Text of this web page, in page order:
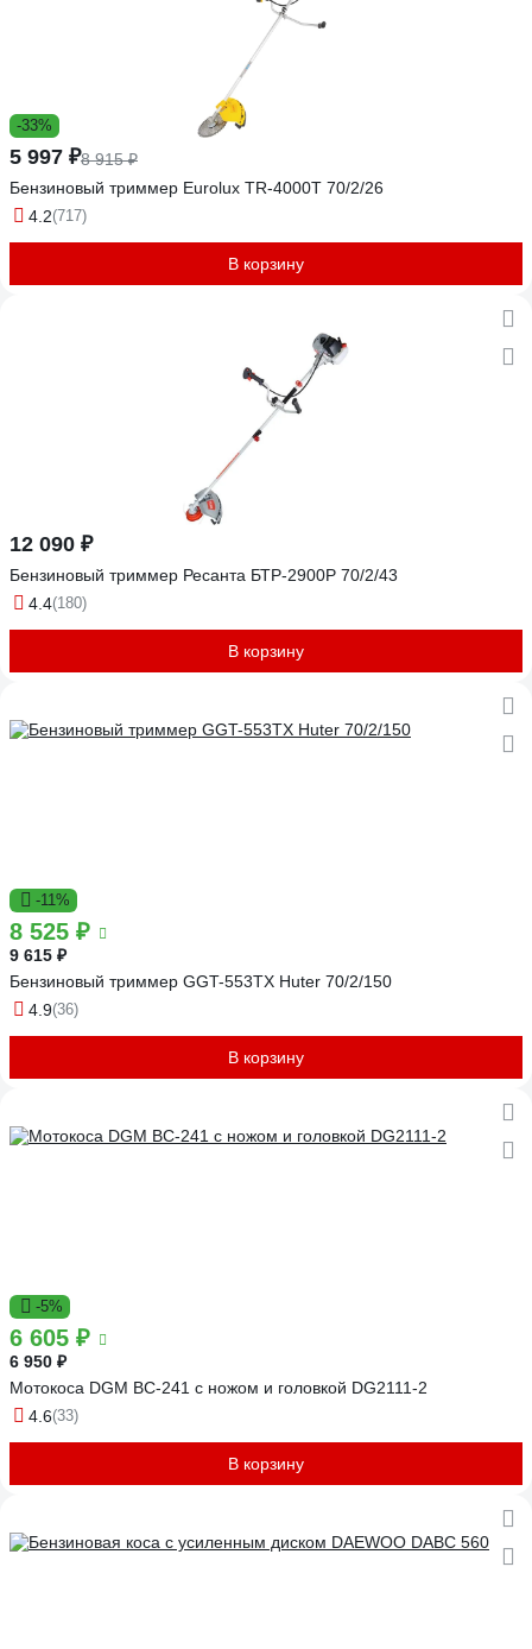
-33%
5 997 ₽8 915 ₽
Бензиновый триммер Eurolux TR-4000T 70/2/26
4.2(717)
В корзину
12 090 ₽
Бензиновый триммер Ресанта БТР-2900Р 70/2/43
4.4(180)
В корзину
-11%
8 525 ₽
9 615 ₽
Бензиновый триммер GGT-553TX Huter 70/2/150
4.9(36)
В корзину
-5%
6 605 ₽
6 950 ₽
Мотокоса DGM BC-241 с ножом и головкой DG2111-2
4.6(33)
В корзину